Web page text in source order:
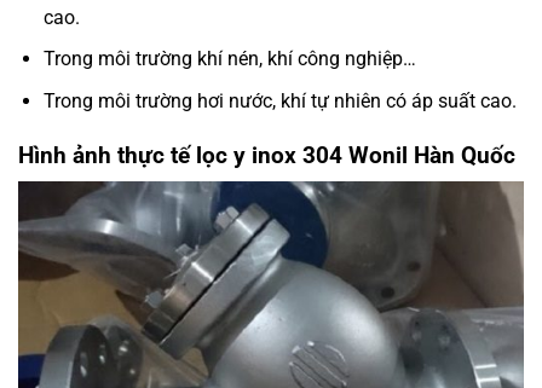
cao.
Trong môi trường khí nén, khí công nghiệp…
Trong môi trường hơi nước, khí tự nhiên có áp suất cao.
Hình ảnh thực tế lọc y inox 304 Wonil Hàn Quốc